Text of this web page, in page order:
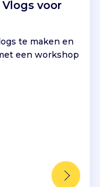
voor
te maken en
een workshop